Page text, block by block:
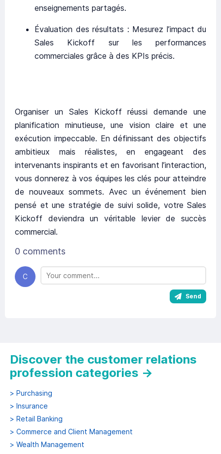
enseignements partagés.
Évaluation des résultats : Mesurez l’impact du
Sales Kickoff sur les performances
commerciales grâce à des KPIs précis.
Organiser un Sales Kickoff réussi demande une
planification minutieuse, une vision claire et une
exécution impeccable. En définissant des objectifs
ambitieux mais réalistes, en engageant des
intervenants inspirants et en favorisant l’interaction,
vous donnerez à vos équipes les clés pour atteindre
de nouveaux sommets. Avec un événement bien
pensé et une stratégie de suivi solide, votre Sales
Kickoff deviendra un véritable levier de succès
commercial.
0 comments
C
Send
Discover the customer relations
profession categories →
> Purchasing
> Insurance
> Retail Banking
> Commerce and Client Management
> Wealth Management